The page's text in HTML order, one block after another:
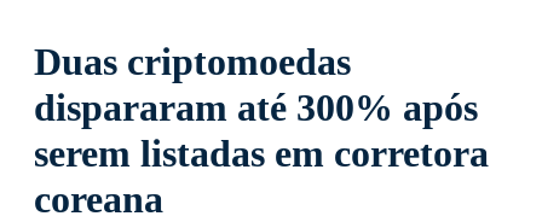
Duas criptomoedas
dispararam até 300% após
serem listadas em corretora
coreana